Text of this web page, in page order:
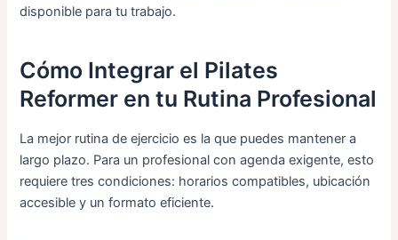
disponible para tu trabajo.
Cómo Integrar el Pilates
Reformer en tu Rutina Profesional
La mejor rutina de ejercicio es la que puedes mantener a
largo plazo. Para un profesional con agenda exigente, esto
requiere tres condiciones: horarios compatibles, ubicación
accesible y un formato eficiente.